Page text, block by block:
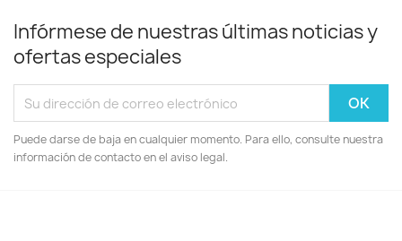
Infórmese de nuestras últimas noticias y
ofertas especiales
Puede darse de baja en cualquier momento. Para ello, consulte nuestra
información de contacto en el aviso legal.